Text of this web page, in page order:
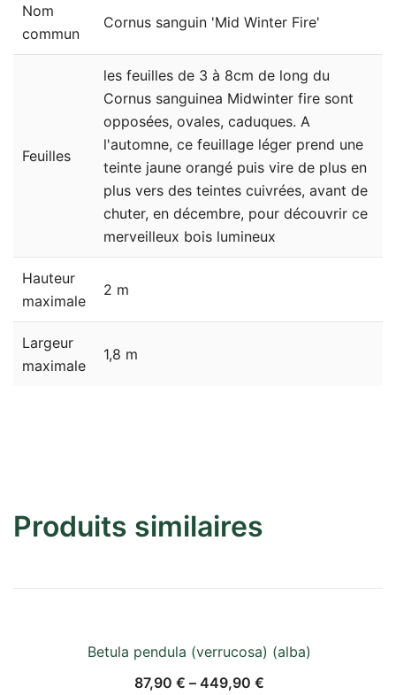
Nom
commun
Cornus sanguin 'Mid Winter Fire'
Feuilles
les feuilles de 3 à 8cm de long du
Cornus sanguinea Midwinter fire sont
opposées, ovales, caduques. A
l'automne, ce feuillage léger prend une
teinte jaune orangé puis vire de plus en
plus vers des teintes cuivrées, avant de
chuter, en décembre, pour découvrir ce
merveilleux bois lumineux
Hauteur
maximale
2 m
Largeur
maximale
1,8 m
Produits similaires
Betula pendula (verrucosa) (alba)
87,90 € – 449,90 €